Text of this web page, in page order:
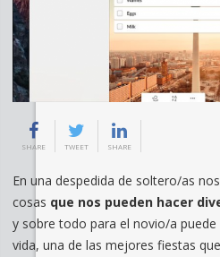
SHARE TWEET SHARE
En una despedida de soltero/as
cosas que nos pueden hacer
y sobre todo para el novio/a
vida, una de las mejores fiestas